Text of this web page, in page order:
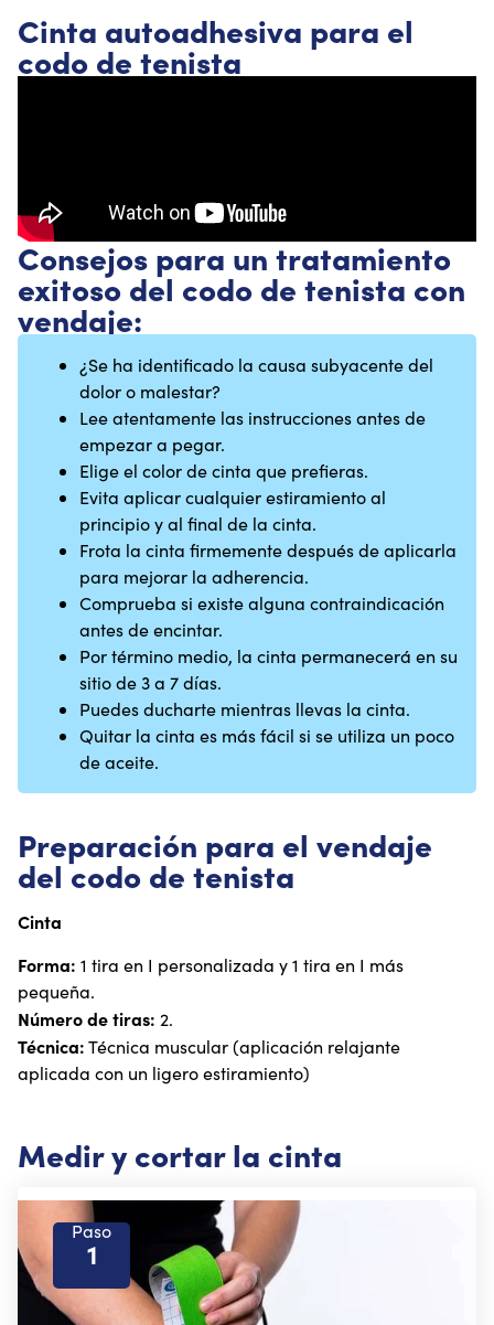
Cinta autoadhesiva para el
codo de tenista
Consejos para un tratamiento
exitoso del codo de tenista con
vendaje:
¿Se ha identificado la causa subyacente del
dolor o malestar?
Lee atentamente las instrucciones antes de
empezar a pegar.
Elige el color de cinta que prefieras.
Evita aplicar cualquier estiramiento al
principio y al final de la cinta.
Frota la cinta firmemente después de aplicarla
para mejorar la adherencia.
Comprueba si existe alguna contraindicación
antes de encintar.
Por término medio, la cinta permanecerá en su
sitio de 3 a 7 días.
Puedes ducharte mientras llevas la cinta.
Quitar la cinta es más fácil si se utiliza un poco
de aceite.
Preparación para el vendaje
del codo de tenista
Cinta
Forma: 1 tira en I personalizada y 1 tira en I más
pequeña.
Número de tiras: 2.
Técnica:Técnica muscular (aplicación relajante
aplicada con un ligero estiramiento)
Medir y cortar la cinta
Paso
1